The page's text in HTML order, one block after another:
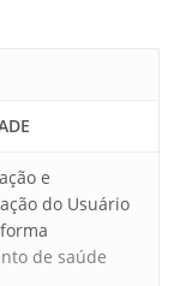
e
do Usuário
de saúde